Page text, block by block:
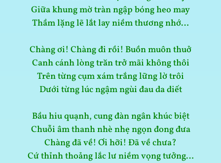
Giữa khung mờ tràn ngập bóng heo may
Thầm lặng lẽ lắt lay niềm thương nhớ…
Chàng ơi! Chàng đi rồi! Buồn muôn thuở
Canh cánh lòng trăn trở mãi không thôi
Trên từng cụm xám trắng lững lờ trôi
Dưới từng lúc ngậm ngùi đau da diết
Bầu hiu quạnh, cung đàn ngân khúc biệt
Chuỗi âm thanh nhè nhẹ ngọn đong đưa
Chàng đã về! Ơi hỡi! Đã về chưa?
Cứ thỉnh thoảng lắc lư niềm vọng tưởng…